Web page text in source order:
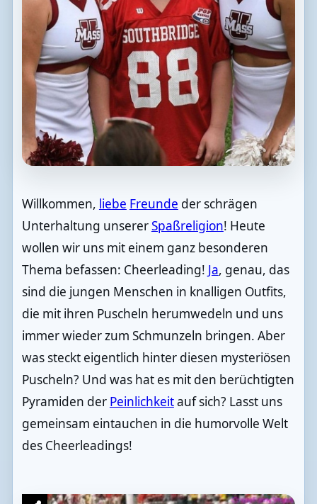
Willkommen, liebe Freunde der schrägen
Unterhaltung unsererSpaßreligion! Heute
wollen wir uns mit einem ganz besonderen
Thema befassen: Cheerleading! Ja, genau, das
sind die jungen Menschen in knalligen Outfits,
die mit ihren Puscheln herumwedeln und uns
immer wieder zum Schmunzeln bringen. Aber
was steckt eigentlich hinter diesen mysteriösen
Puscheln? Und was hat es mit den berüchtigten
Pyramiden der Peinlichkeitauf sich? Lasst uns
gemeinsam eintauchen in die humorvolle Welt
des Cheerleadings!